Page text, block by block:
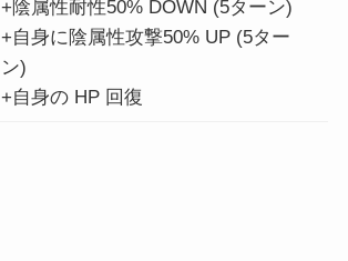
+陰属性耐性50% DOWN (5ターン)
+自身に陰属性攻撃50% UP (5ター
ン)
+自身の HP 回復